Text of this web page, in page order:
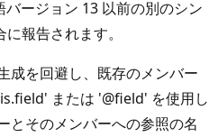
ージョン 13 以前の別のシン
報告されます。
成を回避し、既存のメンバー
または '@field' を使用し
とそのメンバーへの参照の名